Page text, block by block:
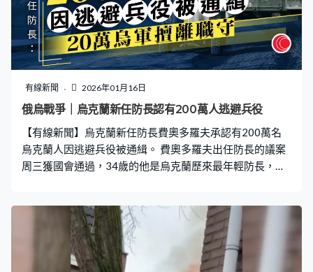
有線新聞 2026年01月16日
俄烏戰爭｜烏克蘭新任防長認有200萬人逃避兵役
【有線新聞】烏克蘭新任防長費奧多羅夫承認有200萬名
烏克蘭人因逃避兵役被通緝。 費奧多羅夫出任防長的議案
周三獲國會通過，34歲的他是烏克蘭歷來最年輕防長，他
映兵源不足的嚴重程度。雖然烏克蘭禁止所有符合服役條
件、年齡介乎23歲至60歲的男子出境，但仍有至少數萬人
逃離。總統澤連斯基指出需更廣泛改革動員機制。